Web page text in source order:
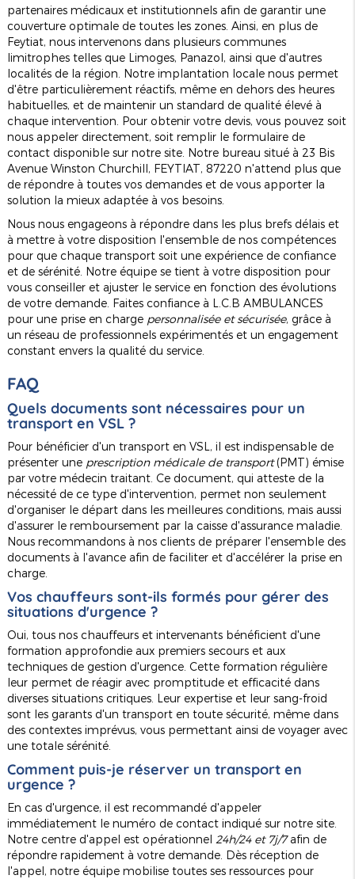
partenaires médicaux et institutionnels afin de garantir une
couverture optimale de toutes les zones. Ainsi, en plus de
Feytiat, nous intervenons dans plusieurs communes
limitrophes telles que Limoges, Panazol, ainsi que d'autres
localités de la région. Notre implantation locale nous permet
d'être particulièrement réactifs, même en dehors des heures
habituelles, et de maintenir un standard de qualité élevé à
chaque intervention. Pour obtenir votre devis, vous pouvez soit
nous appeler directement, soit remplir le formulaire de
contact disponible sur notre site. Notre bureau situé à 23 Bis
Avenue Winston Churchill, FEYTIAT, 87220 n'attend plus que
de répondre à toutes vos demandes et de vous apporter la
solution la mieux adaptée à vos besoins.
Nous nous engageons à répondre dans les plus brefs délais et
à mettre à votre disposition l'ensemble de nos compétences
pour que chaque transport soit une expérience de confiance
et de sérénité. Notre équipe se tient à votre disposition pour
vous conseiller et ajuster le service en fonction des évolutions
de votre demande. Faites confiance à L.C.B AMBULANCES
pour une prise en charge personnalisée et sécurisée, grâce à
un réseau de professionnels expérimentés et un engagement
constant envers la qualité du service.
FAQ
Quels documents sont nécessaires pour un
transport en VSL ?
Pour bénéficier d'un transport en VSL, il est indispensable de
présenter une prescription médicale de transport(PMT) émise
par votre médecin traitant. Ce document, qui atteste de la
nécessité de ce type d'intervention, permet non seulement
d'organiser le départ dans les meilleures conditions, mais aussi
d'assurer le remboursement par la caisse d'assurance maladie.
Nous recommandons à nos clients de préparer l'ensemble des
documents à l'avance afin de faciliter et d'accélérer la prise en
charge.
Vos chauffeurs sont-ils formés pour gérer des
situations d'urgence ?
Oui, tous nos chauffeurs et intervenants bénéficient d'une
formation approfondie aux premiers secours et aux
techniques de gestion d'urgence. Cette formation régulière
leur permet de réagir avec promptitude et efficacité dans
diverses situations critiques. Leur expertise et leur sang-froid
sont les garants d'un transport en toute sécurité, même dans
des contextes imprévus, vous permettant ainsi de voyager avec
une totale sérénité.
Comment puis-je réserver un transport en
urgence ?
En cas d'urgence, il est recommandé d'appeler
immédiatement le numéro de contact indiqué sur notre site.
Notre centre d'appel est opérationnel 24h/24 et 7j/7afin de
répondre rapidement à votre demande. Dès réception de
l'appel, notre équipe mobilise toutes ses ressources pour